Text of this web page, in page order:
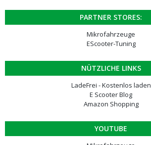
PARTNER STORES:
Mikrofahrzeuge
EScooter-Tuning
NÜTZLICHE LINKS
LadeFrei - Kostenlos laden
E Scooter Blog
Amazon Shopping
YOUTUBE